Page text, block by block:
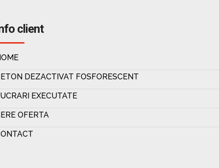
client
DEZACTIVAT FOSFORESCENT
EXECUTATE
OFERTA